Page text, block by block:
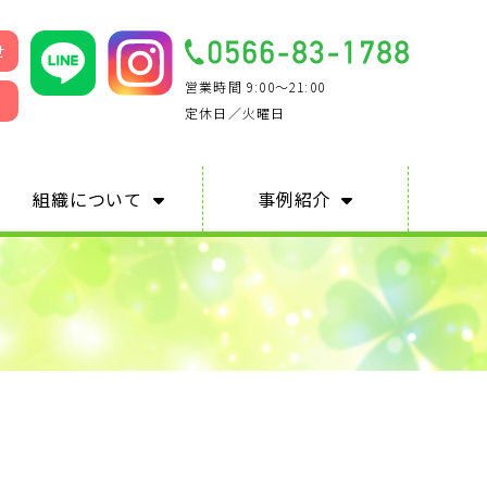
営業時間 9:00～21:00
定休日／火曜日
組織について 事例紹介